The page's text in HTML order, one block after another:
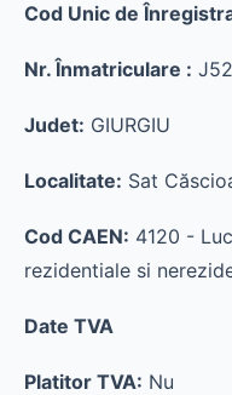
Cod Unic de
Nr. Înmatriculare :
Judet: GIURGIU
Localitate: Sat
Cod CAEN: 4120 -
rezidentiale si
Date TVA
Platitor TVA: Nu